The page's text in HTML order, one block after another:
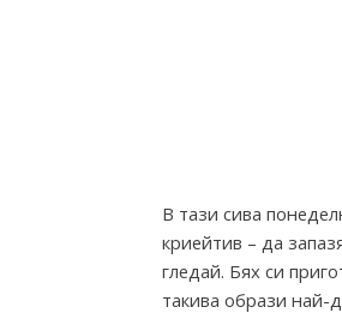
h
В тази сива
криейтив – да
гледай. Бях си
такива образи най-